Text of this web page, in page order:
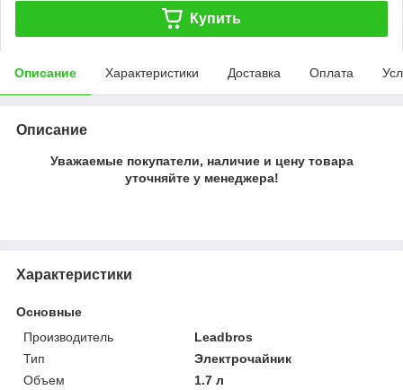
Купить
Описание Характеристики Доставка Оплата
Описание
Уважаемые покупатели, наличие и цену товара
уточняйте у менеджера!
Характеристики
Основные
Производитель
Leadbros
Тип
Электрочайник
Объем
1.7 л